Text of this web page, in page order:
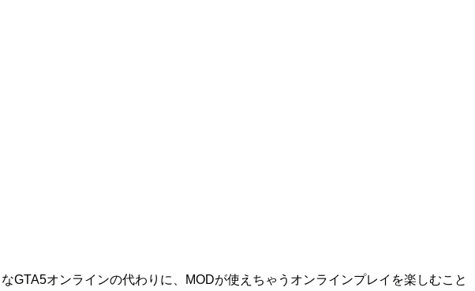
オンラインの代わりに、MODが使えちゃうオンラインプレイを楽しむこと